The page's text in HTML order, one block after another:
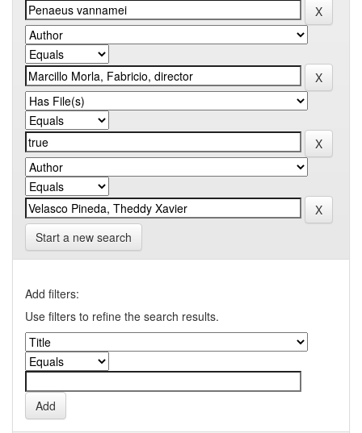
Start a new search
Add filters:
Use filters to refine the search results.